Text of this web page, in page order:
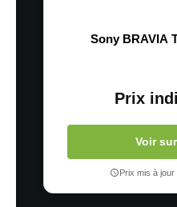
Sony BRAVIA
Prix
Voir
Prix mis à